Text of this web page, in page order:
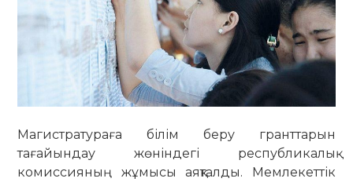
Магистратураға білім беру гранттарын
тағайындау жөніндегі республикалық
комиссияның жұмысы аяқталды. Мемлекеттік